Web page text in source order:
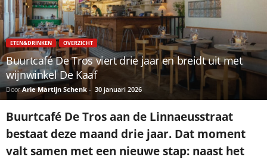
ETEN&DRINKEN OVERZICHT
Buurtcafé De Tros viert drie jaar en breidt uit met
wijnwinkel De Kaaf
Door Arie Martijn Schenk - 30 januari 2026
Buurtcafé De Tros aan de Linnaeusstraat
bestaat deze maand drie jaar. Dat moment
valt samen met een nieuwe stap: naast het